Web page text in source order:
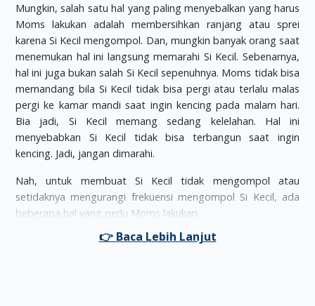
Mungkin, salah satu hal yang paling menyebalkan yang harus
Moms lakukan adalah membersihkan ranjang atau sprei
karena Si Kecil mengompol. Dan, mungkin banyak orang saat
menemukan hal ini langsung memarahi Si Kecil. Sebenarnya,
hal ini juga bukan salah Si Kecil sepenuhnya. Moms tidak bisa
memandang bila Si Kecil tidak bisa pergi atau terlalu malas
pergi ke kamar mandi saat ingin kencing pada malam hari.
Bia jadi, Si Kecil memang sedang kelelahan. Hal ini
menyebabkan Si Kecil tidak bisa terbangun saat ingin
kencing. Jadi, jangan dimarahi.
Nah, untuk membuat Si Kecil tidak mengompol atau
setidaknya mengurangi frekuensi mengompol Si Kecil, ada
beberapa hal yang perlu Moms lakukan.
Buang air kecil secara teratur